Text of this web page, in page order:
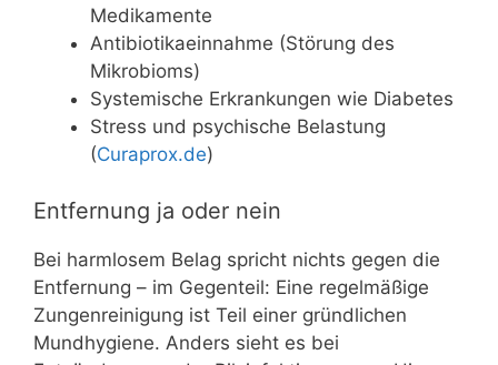
Medikamente
Antibiotikaeinnahme (Störung des
Mikrobioms)
Systemische Erkrankungen wie Diabetes
Stress und psychische Belastung
(Curaprox.de)
Entfernung ja oder nein
Bei harmlosem Belag spricht nichts gegen die
Entfernung – im Gegenteil: Eine regelmäßige
Zungenreinigung ist Teil einer gründlichen
Mundhygiene. Anders sieht es bei